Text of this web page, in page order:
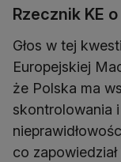
Rzecznik KE
Głos w tej
Europejskiej
że Polska ma
skontrolowania
co